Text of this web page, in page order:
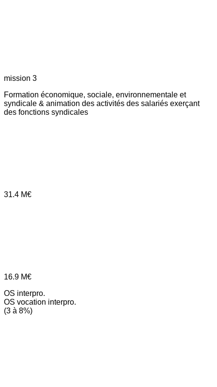
mission 3
Formation économique, sociale, environnementale et
syndicale & animation des activités des salariés exerçant
des fonctions syndicales
31.4 M€
16.9 M€
OS interpro.
OS vocation interpro.
(3 à 8%)